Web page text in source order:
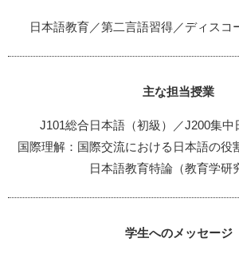
日本語教育／第二言語習得／ディスコ
主な担当授業
J101総合日本語（初級）／J200集中
国際理解：国際交流における日本語の役
日本語教育特論（教育学研
学生へのメッセージ